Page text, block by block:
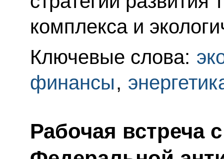
комплекса и
Ключевые слова:
финансы,
Рабочая встреча